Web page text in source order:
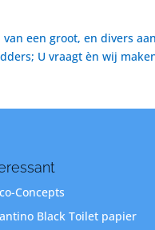
een groot, en divers
U vraagt èn wij
Concepts
Black Toilet papier